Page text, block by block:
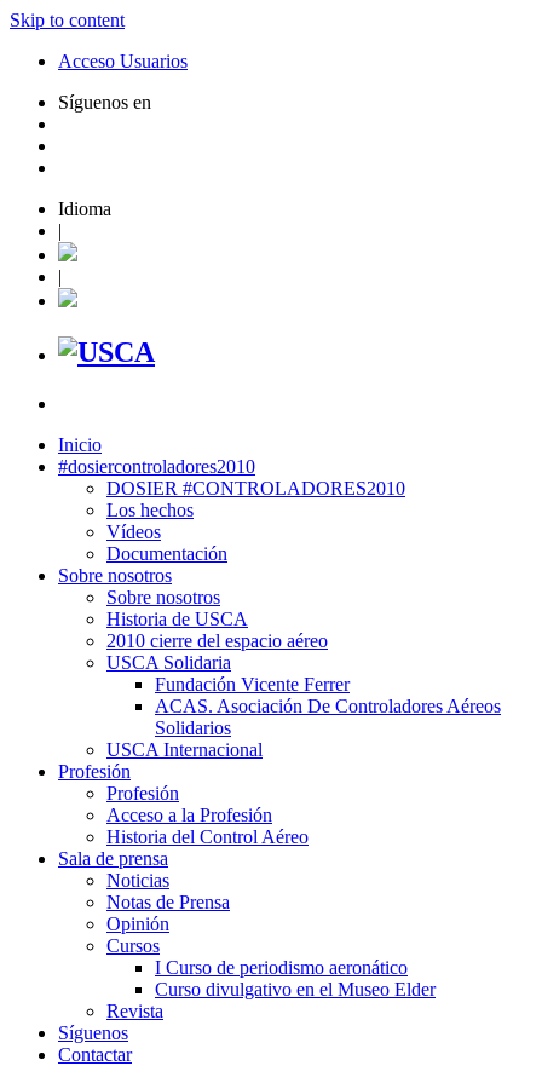
Skip to content
Acceso Usuarios
Síguenos en
Idioma
|
|
Inicio
#dosiercontroladores2010
DOSIER #CONTROLADORES2010
Los hechos
Vídeos
Documentación
Sobre nosotros
Sobre nosotros
Historia de USCA
2010 cierre del espacio aéreo
USCA Solidaria
Fundación Vicente Ferrer
ACAS. Asociación De Controladores Aéreos
Solidarios
USCA Internacional
Profesión
Profesión
Acceso a la Profesión
Historia del Control Aéreo
Sala de prensa
Noticias
Notas de Prensa
Opinión
Cursos
I Curso de periodismo aeronático
Curso divulgativo en el Museo Elder
Revista
Síguenos
Contactar